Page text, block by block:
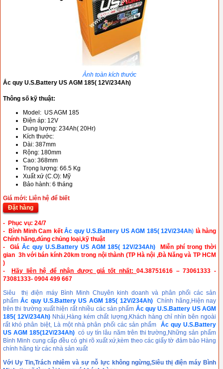
Ảnh toàn kích thước
Ắc quy U.S.Battery US AGM 185( 12V/234Ah)
Thông số kỹ thuật:
Model: US AGM 185
Điện áp: 12V
Dung lượng: 234Ah( 20Hr)
Kích thước:
Dài: 387mm
Rộng: 180mm
Cao: 368mm
Trọng lượng: 66.5 Kg
Xuất xứ (C.O): Mỹ
Bảo hành: 6 tháng
Giá mới: Liên hệ để biết
Đặt hàng
- Phục vụ: 24/7
- Bình Minh Cam kết Ắc quy U.S.Battery US AGM 185( 12V/234Ah) là hàng
Chính hãng,đúng chủng loại,kỹ thuật
- Giá Ắc quy U.S.Battery US AGM 185( 12V/234Ah)
Miễn phí trong thời
gian 3h với bán kính 20km trong nội thành (TP Hà nội ,Đà Năng và TP HCM
)
-
Hãy liên hệ để nhận được giá tốt nhất:04.38751616 – 73061333 -
73081333- 0904 499 667
Siêu thị điện máy Bình Minh Chuyên kinh doanh và phân phối các sản
phẩm Ắc quy U.S.Battery US AGM 185( 12V/234Ah) Chính hãng,Hiện nay
trên thi trường xuất hiện rất nhiều các sản phẩm Ắc quy U.S.Battery US AGM
185( 12V/234Ah) Nhái,Hàng kém chất lượng,Khách hàng chỉ nhìn bên ngoài
rất khó phân biệt, Là một nhà phân phối các sản phẩm
Ắc quy U.S.Battery
US AGM 185(12V/234Ah) có uy tín lâu năm trên thi trường,Những sản phẩm
Bình Minh cung cấp đều có ghi rõ xuất xứ,kèm theo các giấy tờ đảm bảo Hàng
chính hãng từ các nhà sản xuất
Với Uy Tin,Trách nhiêm và sự nỗ lực không ngừng,Siêu thị điện máy Bình